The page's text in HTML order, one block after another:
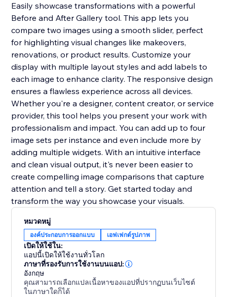
Easily showcase transformations with a powerful
Before and After Gallery tool. This app lets you
compare two images using a smooth slider, perfect
for highlighting visual changes like makeovers,
renovations, or product results. Customize your
display with multiple layout styles and add labels to
each image to enhance clarity. The responsive design
ensures a flawless experience across all devices.
Whether you're a designer, content creator, or service
provider, this tool helps you present your work with
professionalism and impact. You can add up to four
image sets per instance and even include more by
adding multiple widgets. With an intuitive interface
and clean visual output, it's never been easier to
create compelling image comparisons that capture
attention and tell a story. Get started today and
transform the way you showcase your visuals.
หมวดหมู่
องค์ประกอบการออกแบบ เอฟเฟกต์รูปภาพ
เปิดให้ใช้ใน:
แอปนี้เปิดให้ใช้งานทั่วโลก
ภาษาที่รองรับการใช้งานบนแอป:
อังกฤษ
คุณสามารถเลือกแปลเนื้อหาของแอปที่ปรากฏบนเว็บไซต์
ในภาษาใดก็ได้